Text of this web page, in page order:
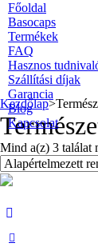
Főoldal
Basocaps
Termékek
FAQ
Hasznos
Szállítási díjak
Garancia
Blog
Kapcsolat
Kezdőlap>
Mind a(z) 3 találat